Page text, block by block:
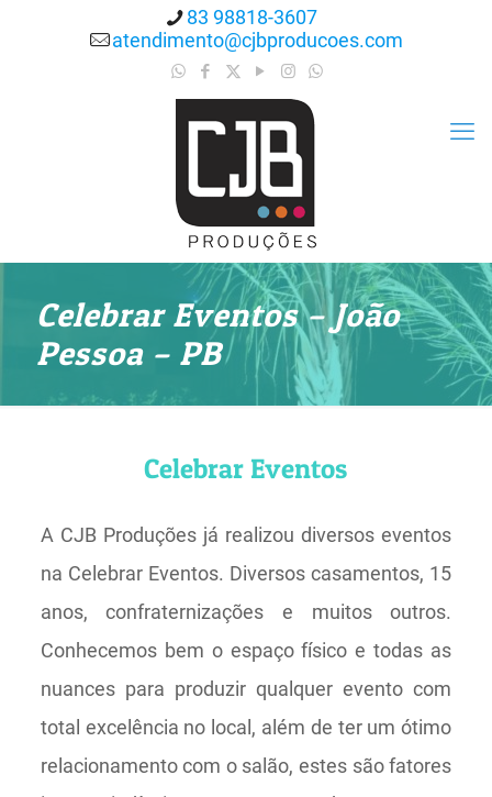
83 98818-3607
atendimento@cjbproducoes.com
Celebrar Eventos – João
Pessoa – PB
Celebrar Eventos
A CJB Produções já realizou diversos eventos
na Celebrar Eventos. Diversos casamentos, 15
anos, confraternizações e muitos outros.
Conhecemos bem o espaço físico e todas as
nuances para produzir qualquer evento com
total excelência no local, além de ter um ótimo
relacionamento com o salão, estes são fatores